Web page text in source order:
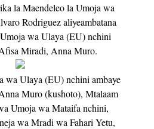
la Maendeleo la Umoja wa
Rodriguez aliyeambatana
wa Ulaya (EU) nchini
Miradi, Anna Muro.
wa Ulaya (EU) nchini ambaye
Muro (kushoto), Mtalaam
Umoja wa Mataifa nchini,
wa Mradi wa Fahari Yetu,